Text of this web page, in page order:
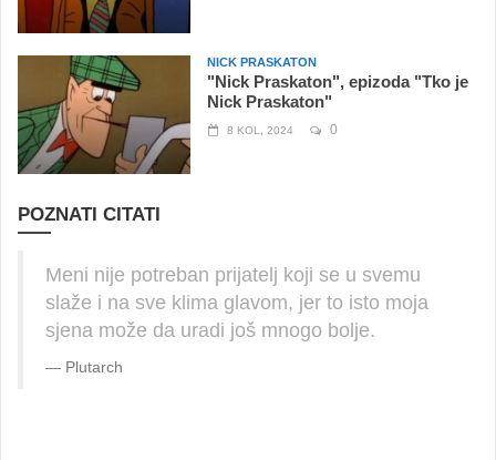
NICK PRASKATON
"Nick Praskaton", epizoda "Tko je
Nick Praskaton"
8 KOL, 2024 0
POZNATI CITATI
Meni nije potreban prijatelj koji se u svemu
slaže i na sve klima glavom, jer to isto moja
sjena može da uradi još mnogo bolje.
Plutarch